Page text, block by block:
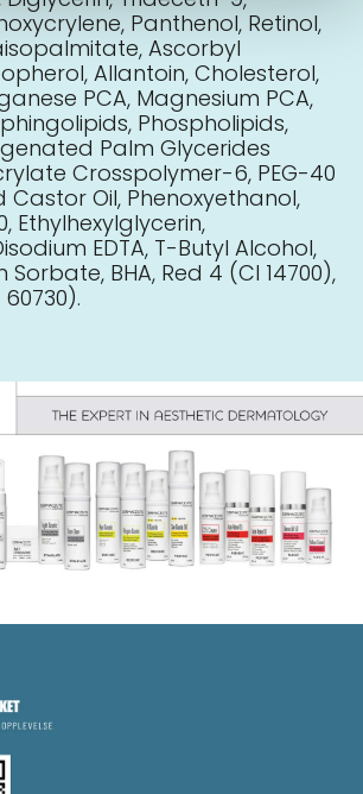
Panthenol, Retinol,
Ascorbyl
Allantoin, Cholesterol,
PCA, Magnesium PCA,
Phospholipids,
Palm Glycerides
Crosspolymer-6, PEG-40
Oil, Phenoxyethanol,
Ethylhexylglycerin,
EDTA, T-Butyl Alcohol,
Sorbate, BHA, Red 4 (CI 14700),